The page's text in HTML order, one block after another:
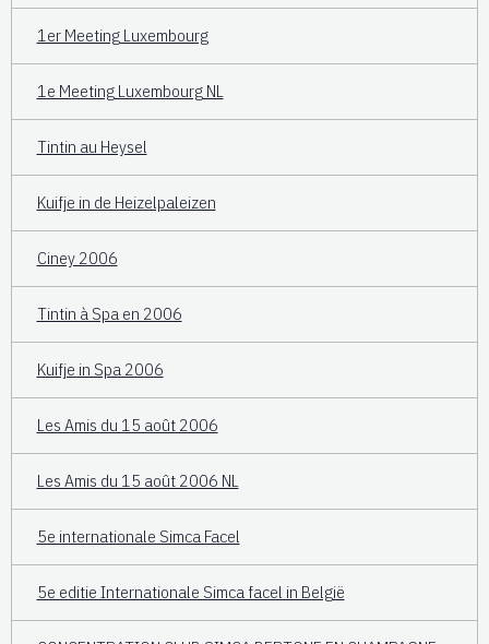
1er Meeting Luxembourg
1e Meeting Luxembourg NL
Tintin au Heysel
Kuifje in de Heizelpaleizen
Ciney 2006
Tintin à Spa en 2006
Kuifje in Spa 2006
Les Amis du 15 août 2006
Les Amis du 15 août 2006 NL
5e internationale Simca Facel
5e editie Internationale Simca facel in België